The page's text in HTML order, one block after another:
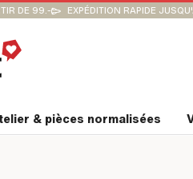
DE 99.- EXPÉDITION RAPIDE
& pièces normalisées